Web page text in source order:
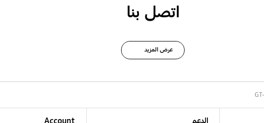
اتصل بنا
عرض المزيد
الدعم Account